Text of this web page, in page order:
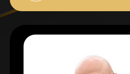
toilettes séparés.
Produit rare à la location